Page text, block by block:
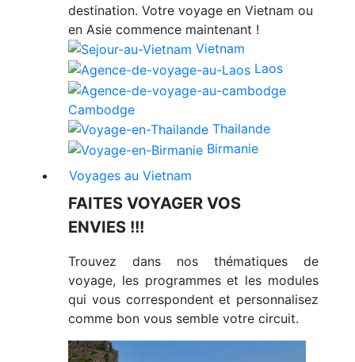
destination. Votre voyage en Vietnam ou
en Asie commence maintenant !
Vietnam
Laos
Cambodge
Thailande
Birmanie
Voyages au Vietnam
FAITES VOYAGER VOS
ENVIES !!!
Trouvez dans nos thématiques de
voyage, les programmes et les modules
qui vous correspondent et personnalisez
comme bon vous semble votre circuit.